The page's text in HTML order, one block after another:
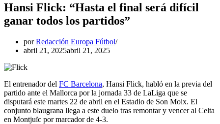
Hansi Flick: “Hasta el final será difícil
ganar todos los partidos”
porRedacción Europa Fútbol
abril 21, 2025abril 21, 2025
El entrenador del FC Barcelona, Hansi Flick, habló en la previa del
partido ante el Mallorca por la jornada 33 de LaLiga que se
disputará este martes 22 de abril en el Estadio de Son Moix. El
conjunto blaugrana llega a este duelo tras remontar y vencer al Celta
en Montjuïc por marcador de 4-3.